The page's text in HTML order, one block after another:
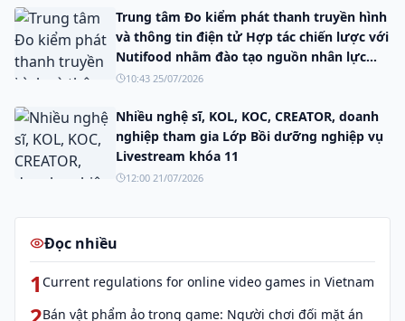
Trung tâm Đo kiểm phát thanh truyền hình
và thông tin điện tử Hợp tác chiến lược với
Nutifood nhằm đào tạo nguồn nhân lực
truyền thông số.
10:43 25/07/2026
Nhiều nghệ sĩ, KOL, KOC, CREATOR, doanh
nghiệp tham gia Lớp Bồi dưỡng nghiệp vụ
Livestream khóa 11
12:00 21/07/2026
Đọc nhiều
1 Current regulations for online video games in Vietnam
Bán vật phẩm ảo trong game: Người chơi đối mặt án